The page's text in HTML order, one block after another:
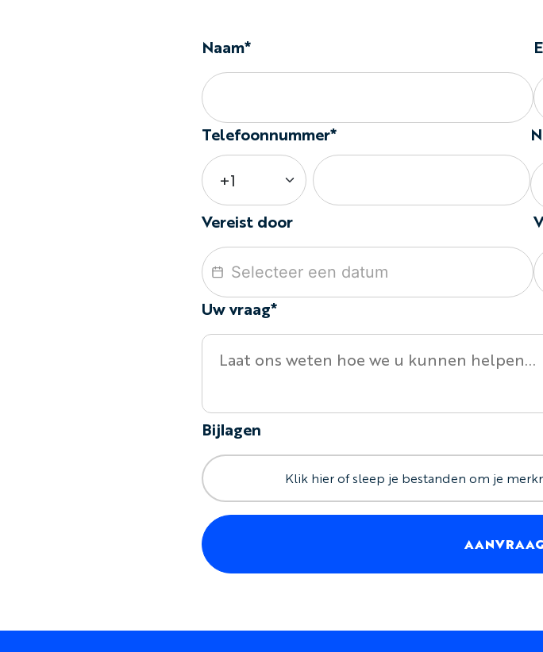
Naam*
Telefoonnummer*
Vereist door
Uw vraag*
Bijlagen
Klik hier of sleep je bestanden om je